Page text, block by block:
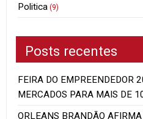
Politica (9)
Posts recentes
FEIRA DO EMPREENDEDOR
MERCADOS PARA MAIS DE
ORLEANS BRANDÃO